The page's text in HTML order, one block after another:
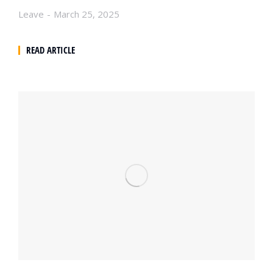
Leave March 25, 2025
READ ARTICLE